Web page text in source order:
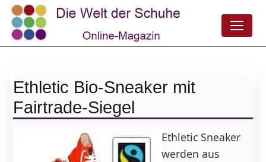
Ethletic Bio-Sneaker mit
Fairtrade-Siegel
Ethletic Sneaker
werden aus